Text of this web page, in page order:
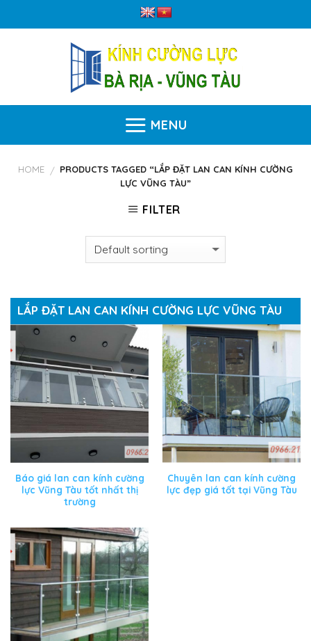
to
MENU
HOME / PRODUCTS TAGGED “LẮP ĐẶT LAN CAN KÍNH CƯỜNG
LỰC VŨNG TÀU”
FILTER
LẮP ĐẶT LAN CAN KÍNH CƯỜNG LỰC VŨNG TÀU
Báo giá lan can kính cường
lực Vũng Tàu tốt nhất thị
trường
Chuyên lan can kính cường
lực đẹp giá tốt tại Vũng Tàu